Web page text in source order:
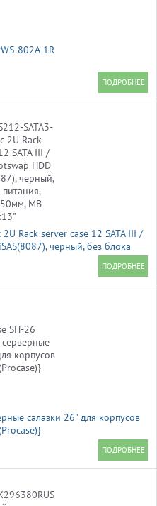
802A-1R
Rack server case 12 SATA III /
черный, без блока
MB 12"x13"
салазки 26" для корпусов